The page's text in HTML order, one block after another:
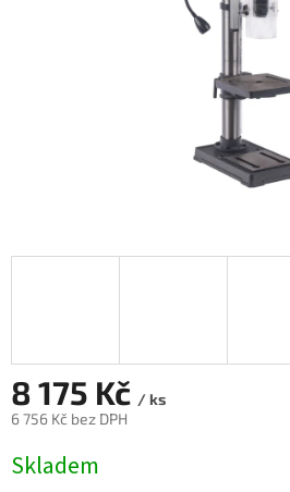
8 175 Kč / ks
6 756 Kč bez DPH
cena:
Skladem